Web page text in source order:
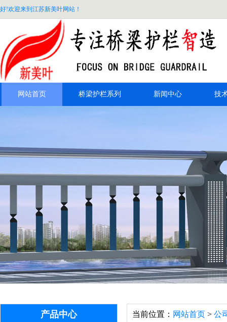
好!欢迎来到江苏新美叶网站！
网站首页 桥梁护栏系列 新闻中心 技
当前位置： 网站首页 > 公
产品中心